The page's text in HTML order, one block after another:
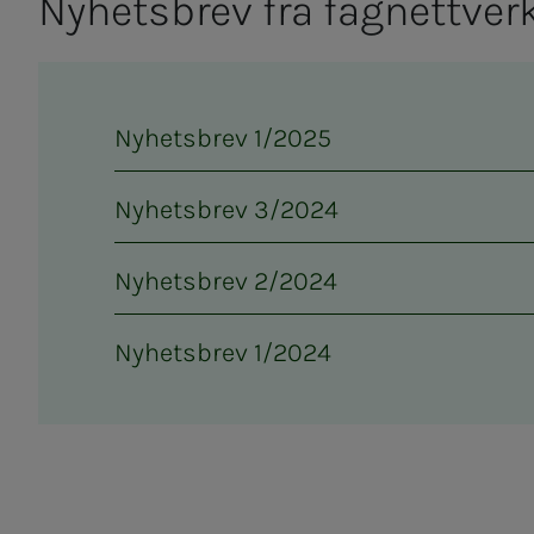
Ny­hets­­­brev fra
Nyhetsbrev 1/2025
Nyhetsbrev 3/2024
Nyhetsbrev 2/2024
Nyhetsbrev 1/2024